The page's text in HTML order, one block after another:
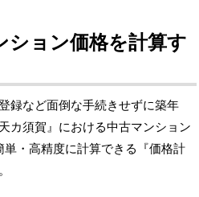
ション価格を計算す
録など面倒な手続きせずに築年
カ須賀』における中古マンション
・高精度に計算できる『価格計